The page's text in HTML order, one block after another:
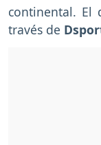
continental. El
través de